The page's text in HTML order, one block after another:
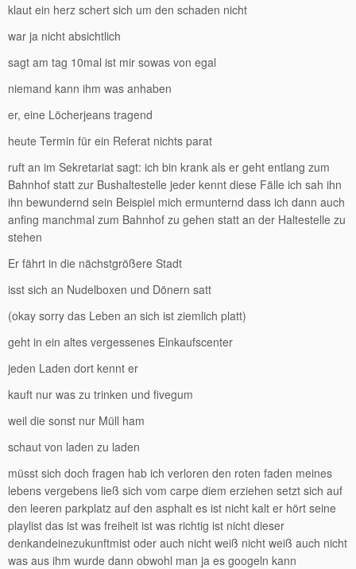
klaut ein herz schert sich um den schaden nicht
war ja nicht absichtlich
sagt am tag 10mal ist mir sowas von egal
niemand kann ihm was anhaben
er, eine Löcherjeans tragend
heute Termin für ein Referat nichts parat
ruft an im Sekretariat sagt: ich bin krank als er geht entlang zum
Bahnhof statt zur Bushaltestelle jeder kennt diese Fälle ich sah ihn
ihn bewundernd sein Beispiel mich ermunternd dass ich dann auch
anfing manchmal zum Bahnhof zu gehen statt an der Haltestelle zu
stehen
Er fährt in die nächstgrößere Stadt
isst sich an Nudelboxen und Dönern satt
(okay sorry das Leben an sich ist ziemlich platt)
geht in ein altes vergessenes Einkaufscenter
jeden Laden dort kennt er
kauft nur was zu trinken und fivegum
weil die sonst nur Müll ham
schaut von laden zu laden
müsst sich doch fragen hab ich verloren den roten faden meines
lebens vergebens ließ sich vom carpe diem erziehen setzt sich auf
den leeren parkplatz auf den asphalt es ist nicht kalt er hört seine
playlist das ist was freiheit ist was richtig ist nicht dieser
denkandeinezukunftmist oder auch nicht weiß nicht weiß auch nicht
was aus ihm wurde dann obwohl man ja es googeln kann